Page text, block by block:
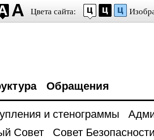
Цвета сайта:
Обращения
и стенограммы
Совет
Совет Безопасности